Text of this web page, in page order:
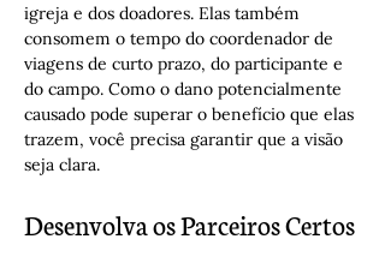
igreja e dos doadores. Elas também
consomem o tempo do coordenador de
viagens de curto prazo, do participante e
do campo. Como o dano potencialmente
causado pode superar o benefício que elas
trazem, você precisa garantir que a visão
seja clara.
Desenvolva os Parceiros Certos